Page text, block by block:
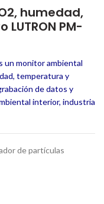
humedad,
PM-
un monitor ambiental
temperatura y
de datos y
interior, industria
de partículas